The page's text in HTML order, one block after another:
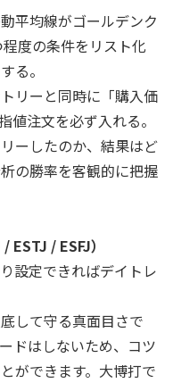
平均線がゴールデンク
度の条件をリスト化
る。
リーと同時に「購入価
注文を必ず入れる。
ーしたのか、結果はど
の勝率を客観的に把握
/ ESFJ）
設定できればデイトレ
して守る真面目さで
ドはしないため、コツ
ができます。大博打で